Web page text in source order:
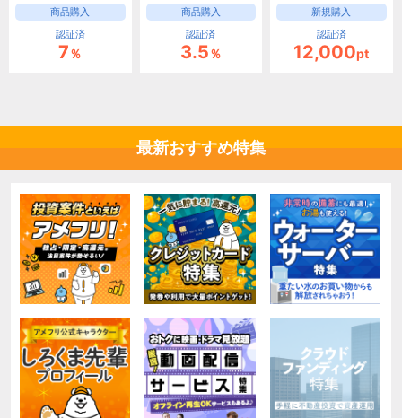
商品購入
認証済
7％
商品購入
認証済
3.5％
新規購入
認証済
12,000pt
最新おすすめ特集